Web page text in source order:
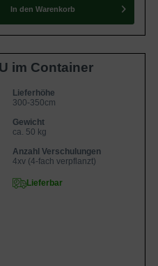
In den Warenkorb
im Container
Lieferhöhe
300-350cm
Gewicht
ca. 50 kg
Anzahl Verschulungen
4xv (4-fach verpflanzt)
Lieferbar